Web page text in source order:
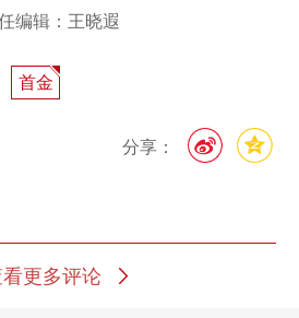
编辑：王晓遐
首金
分享：
更多评论